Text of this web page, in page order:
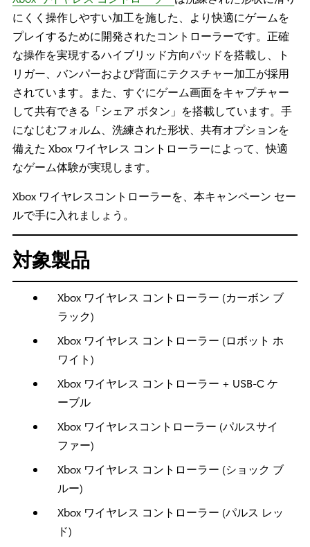
にくく操作しやすい加工を施した、より快適にゲームを
プレイするために開発されたコントローラーです。正確
な操作を実現するハイブリッド方向パッドを搭載し、ト
リガー、バンパーおよび背面にテクスチャー加工が採用
されています。また、すぐにゲーム画面をキャプチャー
して共有できる「シェア ボタン」を搭載しています。手
になじむフォルム、洗練された形状、共有オプションを
備えた Xbox ワイヤレス コントローラーによって、快適
なゲーム体験が実現します。
Xbox ワイヤレスコントローラーを、本キャンペーン セー
ルで手に入れましょう。
対象製品
Xbox ワイヤレス コントローラー (カーボン ブ
ラック)
Xbox ワイヤレス コントローラー (ロボット ホ
ワイト)
Xbox ワイヤレス コントローラー + USB-C ケ
ーブル
Xbox ワイヤレスコントローラー (パルスサイ
ファー)
Xbox ワイヤレス コントローラー (ショック ブ
ルー)
Xbox ワイヤレス コントローラー (パルス レッ
ド)